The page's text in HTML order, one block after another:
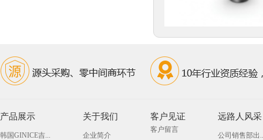
产品展示
韩国GINICE吉...
关于我们
企业简介
客户见证
客户留言
远路人风采
公司销售部出